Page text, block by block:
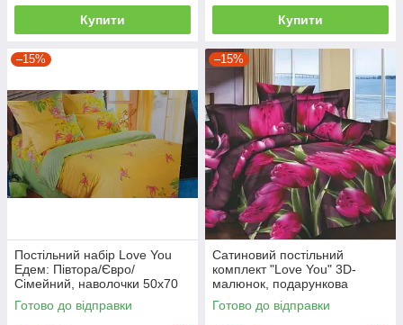
Купити Купити
–15%
Постільний набір Love You
Едем: Півтора/Євро/
Сімейний, наволочки 50x70
полуторний
Готово до відправки
–15%
Сатиновий постільний
комплект "Love You" 3D-
малюнок, подарункова
упаковка полуторний
Готово до відправки